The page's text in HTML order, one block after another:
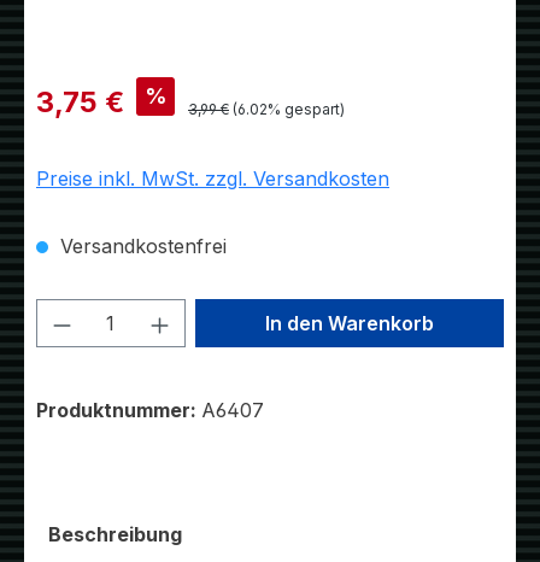
Verkaufspreis:
3,75 € % Regulärer Preis:
3,99 € (6.02% gespart)
Preise inkl. MwSt. zzgl. Versandkosten
Versandkostenfrei
Produkt Anzahl: Gib den
In den Warenkorb
Produktnummer: A6407
Beschreibung